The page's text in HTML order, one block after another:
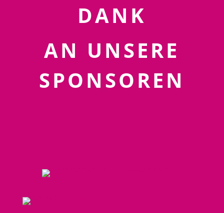
DANK
AN UNSERE
SPONSOREN